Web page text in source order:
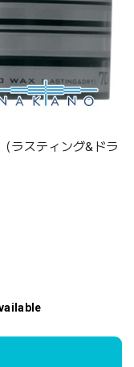
ラスティング&ドラ